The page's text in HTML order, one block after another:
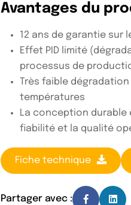
Avantages du
12 ans de garantie sur
Effet PID limité
processus de
Très faible
températures
La conception durable
fiabilité et la qualité
Fiche technique
Partager avec :